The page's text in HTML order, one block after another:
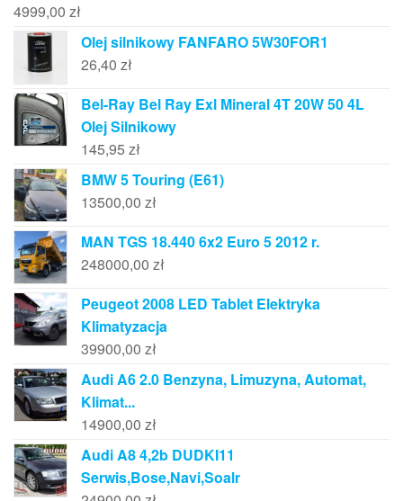
4999,00 zł
Olej silnikowy FANFARO 5W30FOR1
26,40 zł
Bel-Ray Bel Ray Exl Mineral 4T 20W 50 4L
Olej Silnikowy
145,95 zł
BMW 5 Touring (E61)
13500,00 zł
MAN TGS 18.440 6x2 Euro 5 2012 r.
248000,00 zł
Peugeot 2008 LED Tablet Elektryka
Klimatyzacja
39900,00 zł
Audi A6 2.0 Benzyna, Limuzyna, Automat,
Klimat...
14900,00 zł
Audi A8 4,2b DUDKI11
Serwis,Bose,Navi,Soalr